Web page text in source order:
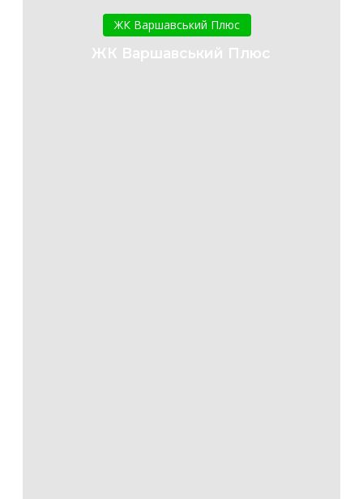
Варшавський
Плюс
ЖК Варшавський Плюс
ЖК Варшавський Плюс